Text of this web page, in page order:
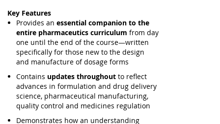
Key Features
Provides an essential companion to the
entire pharmaceutics curriculum from day
one until the end of the course—written
specifically for those new to the design
and manufacture of dosage forms
Contains updates throughout to reflect
advances in formulation and drug delivery
science, pharmaceutical manufacturing,
quality control and medicines regulation
Demonstrates how an understanding